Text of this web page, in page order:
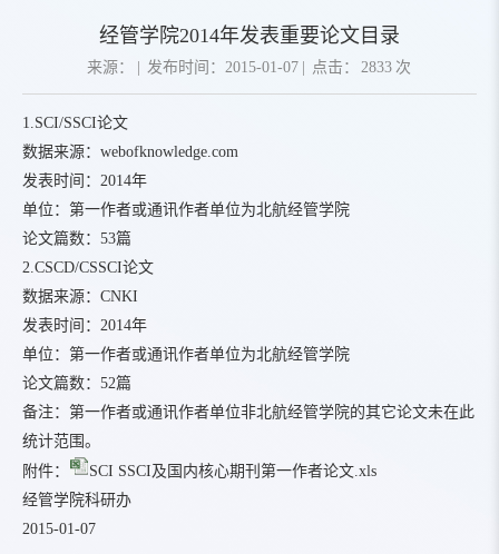
经管学院2014年发表重要论文目录
来源： 发布时间：2015-01-07 点击： 2833 次
1.SCI/SSCI论文
数据来源：webofknowledge.com
发表时间：2014年
单位：第一作者或通讯作者单位为北航经管学院
论文篇数：53篇
2.CSCD/CSSCI论文
数据来源：CNKI
发表时间：2014年
单位：第一作者或通讯作者单位为北航经管学院
论文篇数：52篇
备注：第一作者或通讯作者单位非北航经管学院的其它论文未在此
统计范围。
附件：
SCI SSCI及国内核心期刊第一作者论文.xls
经管学院科研办
2015-01-07